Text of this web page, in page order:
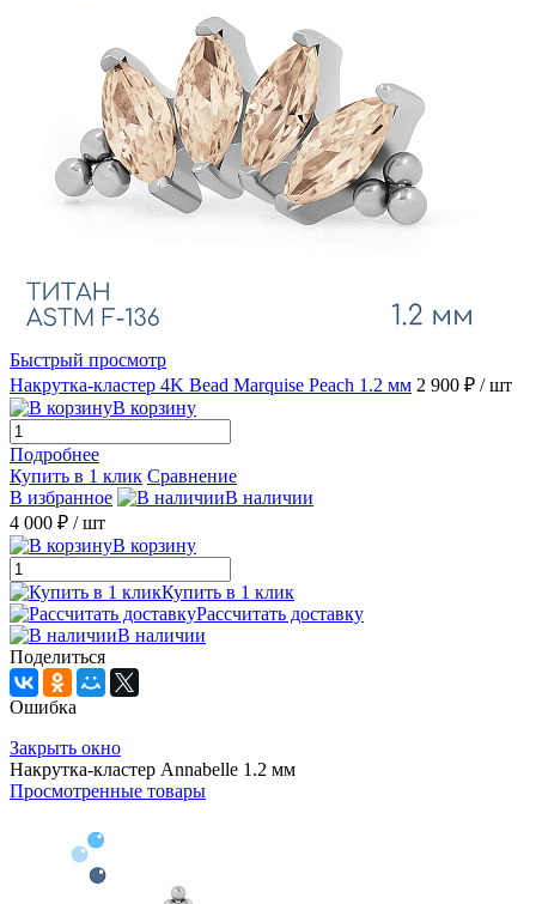
Быстрый просмотр
Накрутка-кластер 4K Bead Marquise Peach 1.2 мм 2 900 ₽ / шт
В корзину
Подробнее
Купить в 1 клик Сравнение
В избранное
В наличии
4 000 ₽ / шт
В корзину
Купить в 1 клик
Рассчитать доставку
В наличии
Поделиться
Ошибка
Закрыть окно
Накрутка-кластер Annabelle 1.2 мм
Просмотренные товары